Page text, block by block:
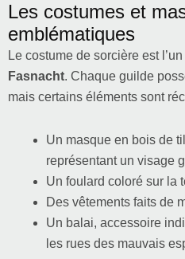
Les costumes et
emblématiques
Le costume de sorcière est
Fasnacht. Chaque guilde
mais certains éléments sont
Un masque en bois de
représentant un visage
Un foulard coloré sur la
Des vêtements faits de
Un balai, accessoire
les rues des mauvais